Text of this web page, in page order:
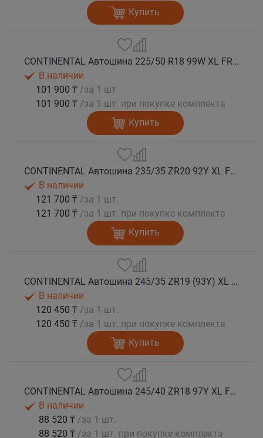
Купить
CONTINENTAL Автошина 225/50 R18 99W XL FR SportContact 7 * лето
В наличии
101 900 ₸ /за 1 шт.
101 900 ₸ /за 1 шт. при покупке комплекта
Купить
CONTINENTAL Автошина 235/35 ZR20 92Y XL FR SportContact 7 лето
В наличии
121 700 ₸ /за 1 шт.
121 700 ₸ /за 1 шт. при покупке комплекта
Купить
CONTINENTAL Автошина 245/35 ZR19 (93Y) XL FR SportContact 7 лето
В наличии
120 450 ₸ /за 1 шт.
120 450 ₸ /за 1 шт. при покупке комплекта
Купить
CONTINENTAL Автошина 245/40 ZR18 97Y XL FR SportContact 7 лето
В наличии
88 520 ₸ /за 1 шт.
88 520 ₸ /за 1 шт. при покупке комплекта